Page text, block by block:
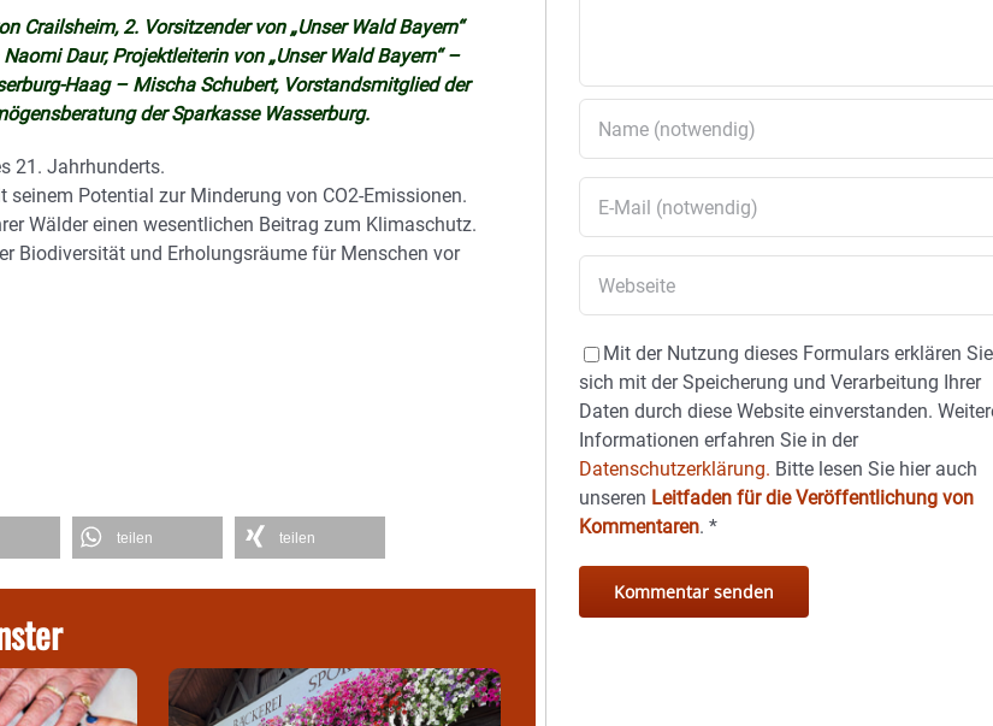
Crailsheim, 2. Vorsitzender von „Unser Wald Bayern“
Daur, Projektleiterin von „Unser Wald Bayern“ –
Haag – Mischa Schubert, Vorstandsmitglied der
der Sparkasse Wasserburg.
21. Jahrhunderts.
Potential zur Minderung von CO2-Emissionen.
Wälder einen wesentlichen Beitrag zum Klimaschutz.
Biodiversität und Erholungsräume für Menschen vor
teilen teilen
Mit der Nutzung dieses Formulars erklären Sie
sich mit der Speicherung und Verarbeitung Ihrer
Daten durch diese Website einverstanden.
Informationen erfahren Sie in der
Datenschutzerklärung. Bitte lesen Sie hier auch
unseren Leitfaden für die Veröffentlichung von
Kommentaren.*